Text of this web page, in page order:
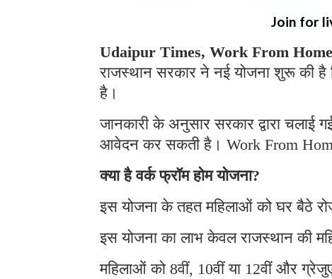
Join for
Udaipur Times, Work From
राजस्थान सरकार ने नई योजना शुरू की
है।
जानकारी के अनुसार सरकार द्वारा
आवेदन कर सकती है। Work From
क्या है वर्क फ्रॉम होम योजना?
इस योजना के तहत महिलाओं को घर बैठे
इस योजना का लाभ केवल राजस्थान की
महिलाओं को 8वीं, 10वीं या 12वीं और